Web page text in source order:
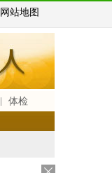
网站地图
体检